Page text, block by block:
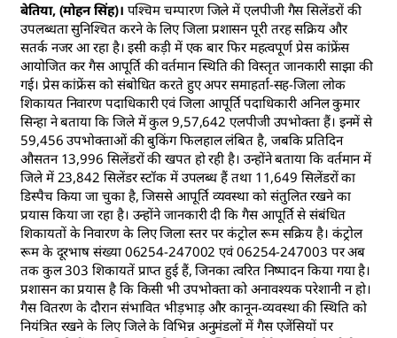
बेतिया, (मोहन सिंह)। पश्चिम चम्पारण जिले में एलपीजी गैस सिलेंडरों की
उपलब्धता सुनिश्चित करने के लिए जिला प्रशासन पूरी तरह सक्रिय और
सतर्क नजर आ रहा है। इसी कड़ी में एक बार फिर महत्वपूर्ण प्रेस कांफ्रेंस
आयोजित कर गैस आपूर्ति की वर्तमान स्थिति की विस्तृत जानकारी साझा की
गई। प्रेस कांफ्रेंस को संबोधित करते हुए अपर समाहर्ता-सह-जिला लोक
शिकायत निवारण पदाधिकारी एवं जिला आपूर्ति पदाधिकारी अनिल कुमार
सिन्हा ने बताया कि जिले में कुल 9,57,642 एलपीजी उपभोक्ता हैं। इनमें से
59,456 उपभोक्ताओं की बुकिंग फिलहाल लंबित है, जबकि प्रतिदिन
औसतन 13,996 सिलेंडरों की खपत हो रही है। उन्होंने बताया कि वर्तमान में
जिले में 23,842 सिलेंडर स्टॉक में उपलब्ध हैं तथा 11,649 सिलेंडरों का
डिस्पैच किया जा चुका है, जिससे आपूर्ति व्यवस्था को संतुलित रखने का
प्रयास किया जा रहा है। उन्होंने जानकारी दी कि गैस आपूर्ति से संबंधित
शिकायतों के निवारण के लिए जिला स्तर पर कंट्रोल रूम सक्रिय है। कंट्रोल
रूम के दूरभाष संख्या 06254-247002 एवं 06254-247003 पर अब
तक कुल 303 शिकायतें प्राप्त हुई हैं, जिनका त्वरित निष्पादन किया गया है।
प्रशासन का प्रयास है कि किसी भी उपभोक्ता को अनावश्यक परेशानी न हो।
गैस वितरण के दौरान संभावित भीड़भाड़ और कानून-व्यवस्था की स्थिति को
नियंत्रित रखने के लिए जिले के विभिन्न अनुमंडलों में गैस एजेंसियों पर